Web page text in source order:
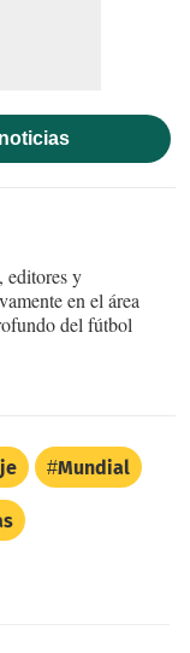
editores y
en el área
del fútbol
Mundial